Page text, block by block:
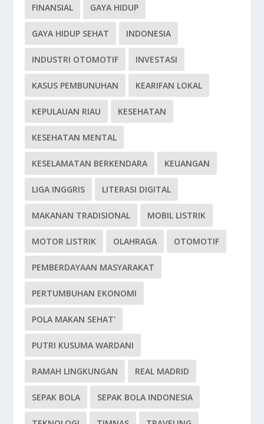
FINANSIAL GAYA HIDUP
GAYA HIDUP SEHAT INDONESIA
INDUSTRI OTOMOTIF INVESTASI
KASUS PEMBUNUHAN KEARIFAN LOKAL
KEPULAUAN RIAU KESEHATAN
KESEHATAN MENTAL
KESELAMATAN BERKENDARA KEUANGAN
LIGA INGGRIS LITERASI DIGITAL
MAKANAN TRADISIONAL MOBIL LISTRIK
MOTOR LISTRIK OLAHRAGA OTOMOTIF
PEMBERDAYAAN MASYARAKAT
PERTUMBUHAN EKONOMI
POLA MAKAN SEHAT'
PUTRI KUSUMA WARDANI
RAMAH LINGKUNGAN REAL MADRID
SEPAK BOLA SEPAK BOLA INDONESIA